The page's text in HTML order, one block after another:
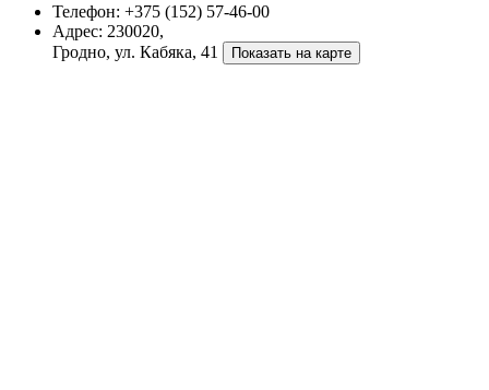
Телефон: +375 (152) 57-46-00
Адрес: 230020,
Гродно, ул. Кабяка, 41